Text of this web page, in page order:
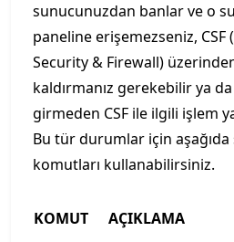
sunucunuzdan banlar ve o
paneline erişemezseniz, CSF
Security & Firewall)
kaldırmanız gerekebilir ya
girmeden CSF ile ilgili işlem
Bu tür durumlar için
komutları kullanabilirsiniz.
KOMUT AÇIKLAMA